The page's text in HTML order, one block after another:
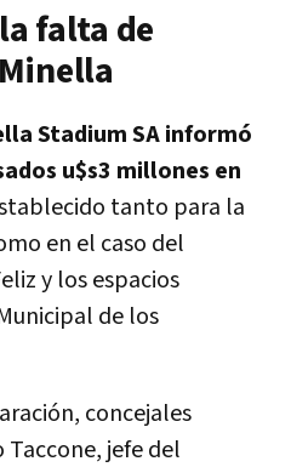
falta de
Stadium SA informó
u$s3 millones en
tanto para la
en el caso del
y los espacios
de los
concejales
jefe del